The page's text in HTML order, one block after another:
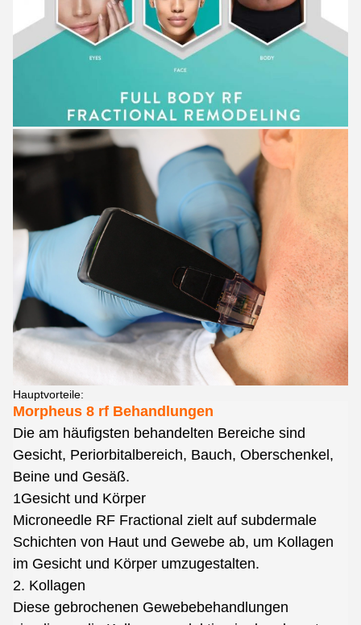
Hauptvorteile:
Morpheus 8 rf Behandlungen
Die am häufigsten behandelten Bereiche sind
Gesicht, Periorbitalbereich, Bauch, Oberschenkel,
Beine und Gesäß.
1Gesicht und Körper
Microneedle RF Fractional zielt auf subdermale
Schichten von Haut und Gewebe ab, um Kollagen
im Gesicht und Körper umzugestalten.
2. Kollagen
Diese gebrochenen Gewebebehandlungen